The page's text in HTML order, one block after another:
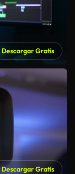
Descargar Gratis
Descargar Gratis